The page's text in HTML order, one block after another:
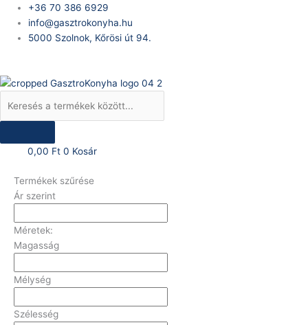
content
+36 70 386 6929
info@gasztrokonyha.hu
5000 Szolnok, Kőrösi út 94.
Products
search
0,00 Ft 0 Kosár
Termékek szűrése
Ár szerint
Méretek:
Magasság
Mélység
Szélesség